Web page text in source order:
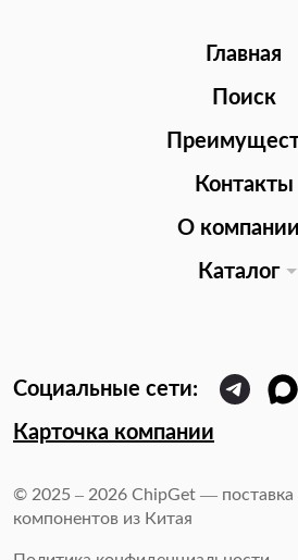
Главная
Поиск
Контакты
О компании
Каталог
Карточка компании
© 2025 – 2026 ChipGet — поставка
компонентов из Китая